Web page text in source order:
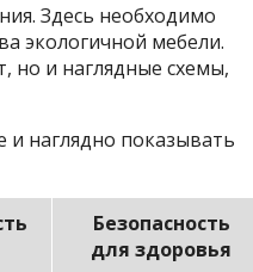
Здесь необходимо
экологичной мебели.
но и наглядные схемы,
наглядно показывать
Безопасность
для здоровья